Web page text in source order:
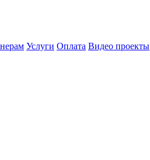
Услуги Оплата Видео проекты